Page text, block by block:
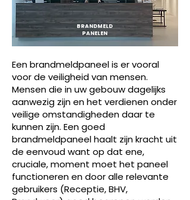
BRANDMELD
PANELEN
Een brandmeldpaneel is er vooral
voor de veiligheid van mensen.
Mensen die in uw gebouw dagelijks
aanwezig zijn en het verdienen onder
veilige omstandigheden daar te
kunnen zijn. Een goed
brandmeldpaneel haalt zijn kracht uit
de eenvoud want op dat ene,
cruciale, moment moet het paneel
functioneren en door alle relevante
gebruikers (Receptie, BHV,